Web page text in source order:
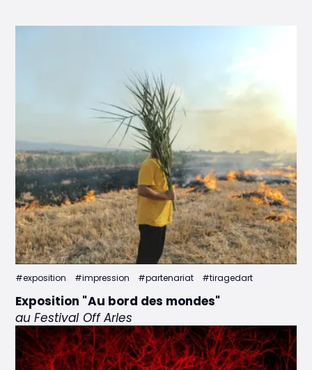
#exposition #impression #partenariat #tiragedart
Exposition "Au bord des mondes"
au Festival Off Arles